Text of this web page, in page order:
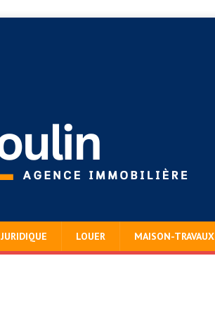
JURIDIQUE LOUER MAISON-TRAVAUX